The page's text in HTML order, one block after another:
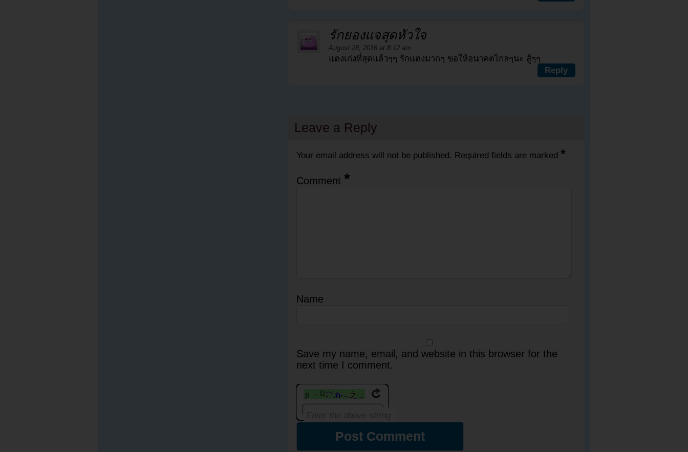
รักยองแจสุดหัวใจ
August 28, 2016 at 8:12 am
แตงเก่งที่สุดแล้วๆๆ รักแตงมากๆ ขอให้อนาคตไกลๆนะ สู้ๆๆ
Reply
Leave a Reply
Your email address will not be published. Required fields are marked *
Comment *
Name
Save my name, email, and website in this browser for the
next time I comment.